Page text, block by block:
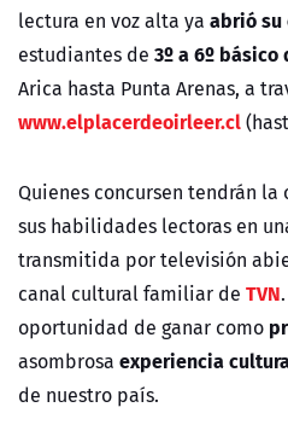
lectura en voz alta ya abrió su
estudiantes de 3º a 6º
Arica hasta Punta Arenas, a
www.elplacerdeoirleer.cl
Quienes concursen tendrán
sus habilidades lectoras en
transmitida por televisión
canal cultural familiar de TVN
oportunidad de ganar como
asombrosa experiencia
de nuestro país.